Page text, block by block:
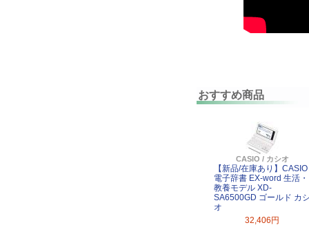
おすすめ商品
CASIO / カシオ
【新品/在庫あり】CASIO
電子辞書 EX-word 生活・
教養モデル XD-
SA6500GD ゴールド カ
オ
32,406円